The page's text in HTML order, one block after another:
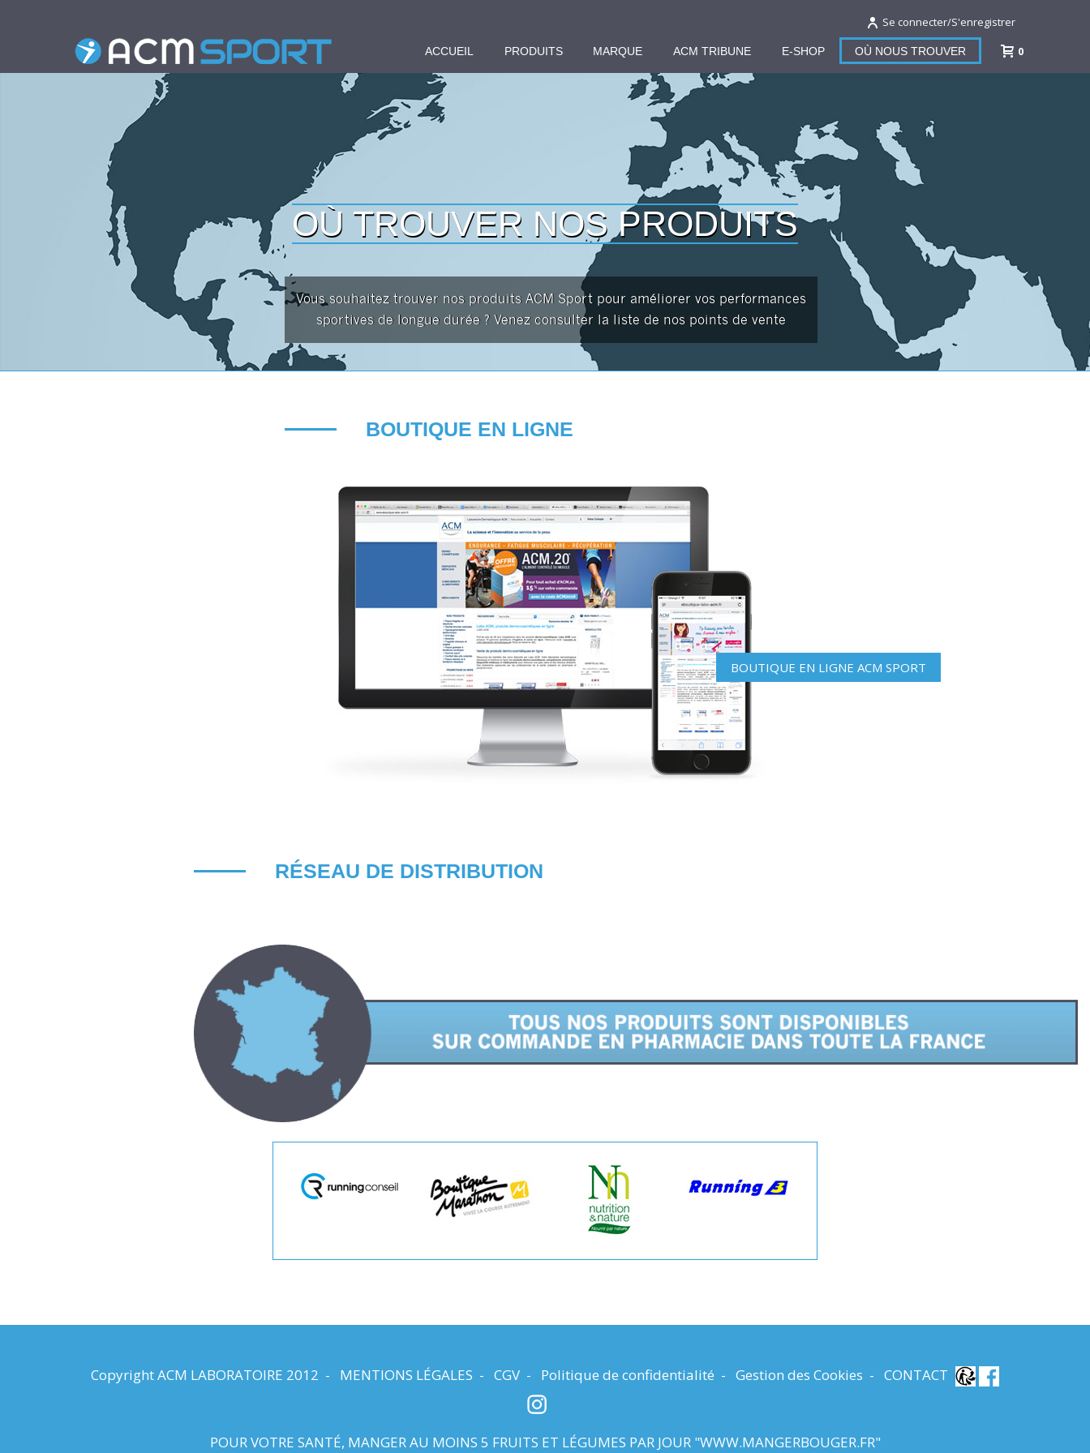
Se connecter/S'enregistrer
ACCUEIL PRODUITS MARQUE ACM TRIBUNE E-SHOP OÙ NOUS TROUVER 0
OÙ TROUVER NOS PRODUITS
Vous souhaitez trouver nos produits ACM Sport pour améliorer vos performances
sportives de longue durée ? Venez consulter la liste de nos points de vente
BOUTIQUE EN LIGNE
BOUTIQUE EN LIGNE ACM SPORT
RÉSEAU DE DISTRIBUTION
Copyright ACM LABORATOIRE 2012 - MENTIONS LÉGALES - CGV - Politique de confidentialité - Gestion des Cookies - CONTACT
POUR VOTRE SANTÉ, MANGER AU MOINS 5 FRUITS ET LÉGUMES PAR JOUR "WWW.MANGERBOUGER.FR"